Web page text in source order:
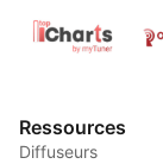
Ressources
Diffuseurs